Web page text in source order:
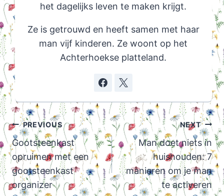
het dagelijks leven te maken krijgt.
Ze is getrouwd en heeft samen met haar
man vijf kinderen. Ze woont op het
Achterhoekse platteland.
Post
navigation
PREVIOUS
Gootsteenkast
opruimen met een
gootsteenkast
organizer
NEXT
Man doet niets in
huishouden: 7
manieren om je man
te activeren